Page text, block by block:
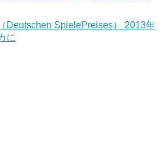
Deutschen SpielePreises） 2013年
に